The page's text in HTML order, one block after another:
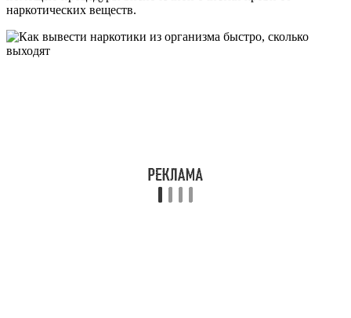
наркотических веществ.